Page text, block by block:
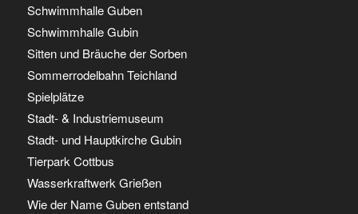
Schwimmhalle Guben
Schwimmhalle Gubin
Sitten und Bräuche der Sorben
Sommerrodelbahn Teichland
Spielplätze
Stadt- & Industriemuseum
Stadt- und Hauptkirche Gubin
Tierpark Cottbus
Wasserkraftwerk Grießen
Wie der Name Guben entstand